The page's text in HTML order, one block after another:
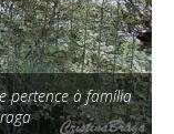
pertence à família